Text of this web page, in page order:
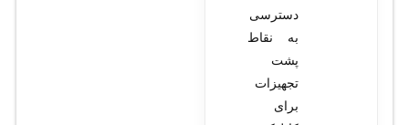
دسترسی
به نقاط
پشت
تجهیزات
برای